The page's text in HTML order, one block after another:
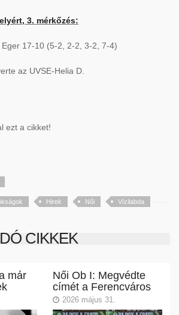
3. mérkőzés:
17-10 (5-2, 2-2, 3-2, 7-4)
az UVSE-Helia D.
ezt a cikket!
Hirek Női Vízilabda
CIKKEK
már
Női Ob I: Megvédte
címét a Ferencváros
2026 május 31.